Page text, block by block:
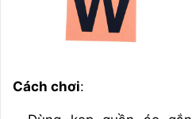
Cách chơi: